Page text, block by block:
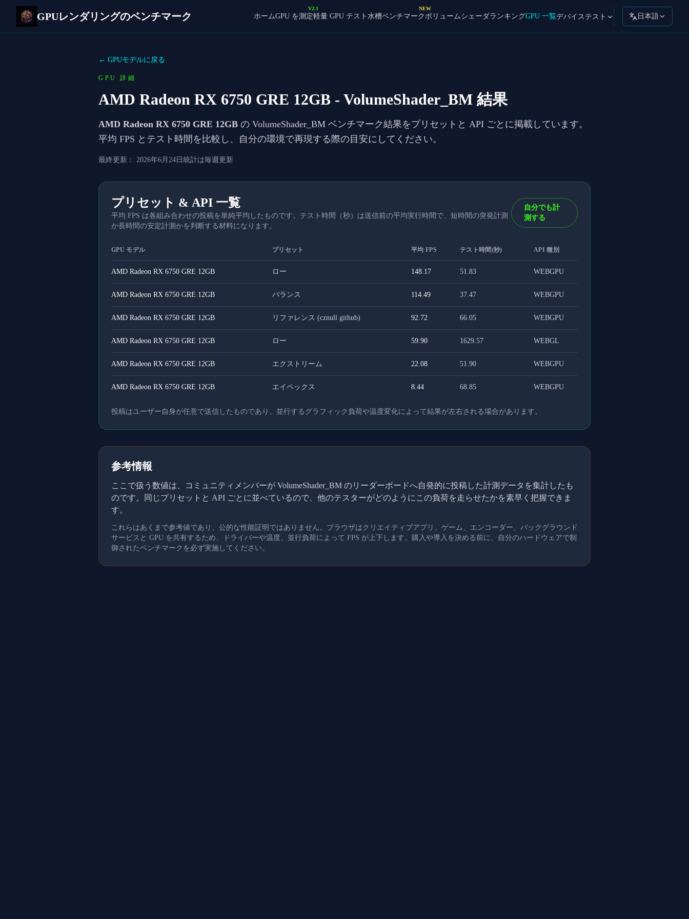
GPUレンダリングのベンチマーク ホームGPU を測定
V2.1
軽量 GPU テスト 水槽ベンチマーク
NEW
ボリュームシェーダランキングGPU 一覧デバイステスト 日本語
← GPUモデルに戻る
GPU 詳細
AMD Radeon RX 6750 GRE 12GB - VolumeShader_BM 結果
AMD Radeon RX 6750 GRE 12GB の VolumeShader_BM ベンチマーク結果をプリセットと API ごとに掲載しています。
平均 FPS とテスト時間を比較し、自分の環境で再現する際の目安にしてください。
最終更新： 2026年6月24日 統計は毎週更新
プリセット & API 一覧
平均 FPS は各組み合わせの投稿を単純平均したものです。テスト時間（秒）は送信前の平均実行時間で、短時間の突発計測
か長時間の安定計測かを判断する材料になります。
自分でも計
測する
GPU モデル プリセット 平均 FPS テスト時間(秒) API 種別
AMD Radeon RX 6750 GRE 12GB ロー 148.17 51.83 WEBGPU
AMD Radeon RX 6750 GRE 12GB バランス 114.49 37.47 WEBGPU
AMD Radeon RX 6750 GRE 12GB リファレンス (cznull github) 92.72 66.05 WEBGPU
AMD Radeon RX 6750 GRE 12GB ロー 59.90 1629.57 WEBGL
AMD Radeon RX 6750 GRE 12GB エクストリーム 22.08 51.90 WEBGPU
AMD Radeon RX 6750 GRE 12GB エイペックス 8.44 68.85 WEBGPU
投稿はユーザー自身が任意で送信したものであり、並行するグラフィック負荷や温度変化によって結果が左右される場合があります。
参考情報
ここで扱う数値は、コミュニティメンバーが VolumeShader_BM のリーダーボードへ自発的に投稿した計測データを集計したも
のです。同じプリセットと API ごとに並べているので、他のテスターがどのようにこの負荷を走らせたかを素早く把握できま
す。
これらはあくまで参考値であり、公的な性能証明ではありません。ブラウザはクリエイティブアプリ、ゲーム、エンコーダー、バックグラウンド
サービスと GPU を共有するため、ドライバーや温度、並行負荷によって FPS が上下します。購入や導入を決める前に、自分のハードウェアで制
御されたベンチマークを必ず実施してください。